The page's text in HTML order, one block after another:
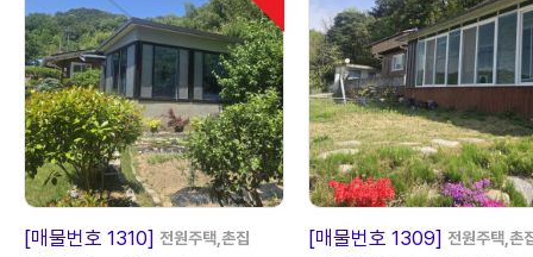
급 매 물
[매물번호 1310] 전원주택,촌집
급 매
[매물번호 1309] 전원주택,촌